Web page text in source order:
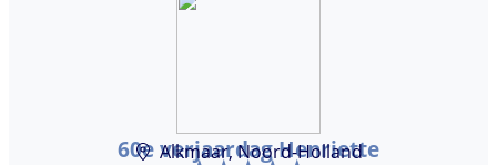
60e verjaardag Henriette
Alkmaar, Noord-Holland